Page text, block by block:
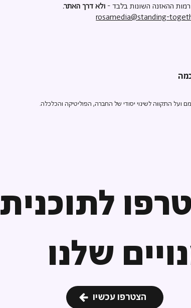
לתוכנית
שלנו
הצטרפו עכשיו
ההאזנה השונות בלבד - ולא דרך האתר.
rosamedia@standing-
ועל התקווה לשינוי יסודי של החברה, הפוליטיקה והכלכלה.